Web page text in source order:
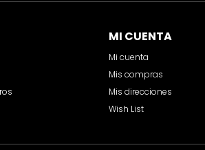
MI CUENTA
Mi cuenta
Mis compras
Mis direcciones
Wish List